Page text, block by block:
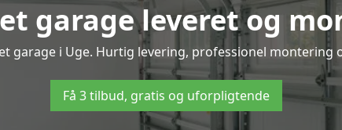
garage leveret og
garage i Uge. Hurtig levering, professionel montering
Få 3 tilbud, gratis og uforpligtende